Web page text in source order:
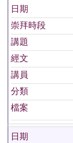
日期
崇拜時段
講題
經文
講員
分類
檔案
日期